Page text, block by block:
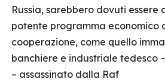
Russia, sarebbero dovuti essere
potente programma economico
cooperazione, come quello
banchiere e industriale tedesco
– assassinato dalla Raf